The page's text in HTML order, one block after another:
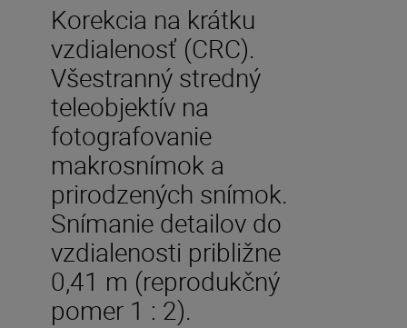
Korekcia na krátku
vzdialenosť (CRC).
Všestranný stredný
teleobjektív na
fotografovanie
makrosnímok a
prirodzených snímok.
Snímanie detailov do
vzdialenosti približne
0,41 m (reprodukčný
pomer 1 : 2).